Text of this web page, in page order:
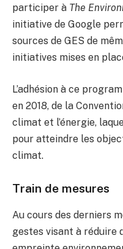
participer à The
initiative de Google
sources de GES de
initiatives mises en
L’adhésion à ce
en 2018, de la
climat et l’énergie,
pour atteindre les
climat.
Train de mesures
Au cours des derniers
gestes visant à réduire